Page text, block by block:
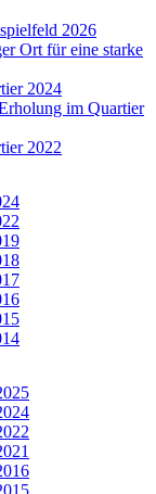
2026
Ort für eine starke
2024
im Quartier
2022